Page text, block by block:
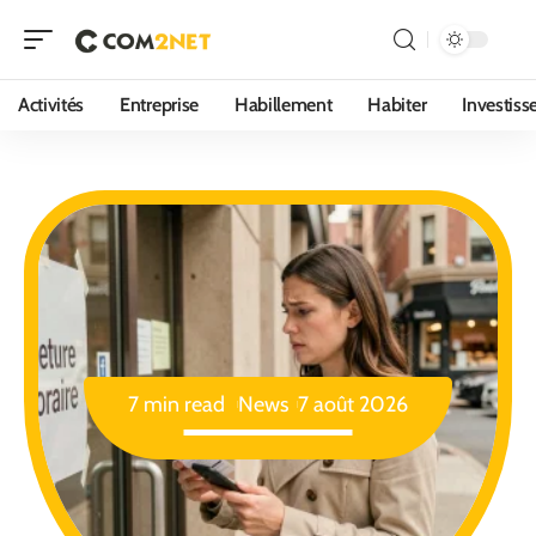
Activités Entreprise Habillement Habiter
7 min read News 7 août 2026